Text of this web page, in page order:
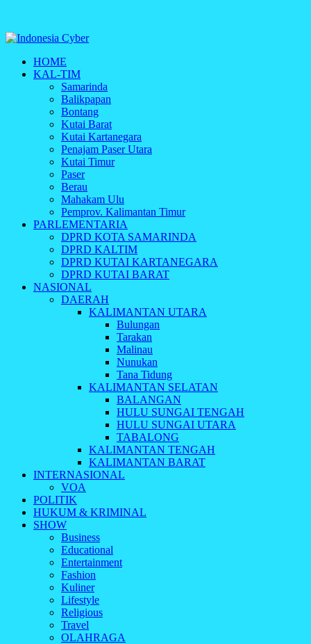
Indonesia Cyber
Media Cetak, Online & Streaming
HOME
KAL-TIM
Samarinda
Balikpapan
Bontang
Kutai Barat
Kutai Kartanegara
Penajam Paser Utara
Kutai Timur
Paser
Berau
Mahakam Ulu
Pemprov. Kalimantan Timur
PARLEMENTARIA
DPRD KOTA SAMARINDA
DPRD KALTIM
DPRD KUTAI KARTANEGARA
DPRD KUTAI BARAT
NASIONAL
DAERAH
KALIMANTAN UTARA
Bulungan
Tarakan
Malinau
Nunukan
Tana Tidung
KALIMANTAN SELATAN
BALANGAN
HULU SUNGAI TENGAH
HULU SUNGAI UTARA
TABALONG
KALIMANTAN TENGAH
KALIMANTAN BARAT
INTERNASIONAL
VOA
POLITIK
HUKUM & KRIMINAL
SHOW
Business
Educational
Entertainment
Fashion
Kuliner
Lifestyle
Religious
Travel
OLAHRAGA